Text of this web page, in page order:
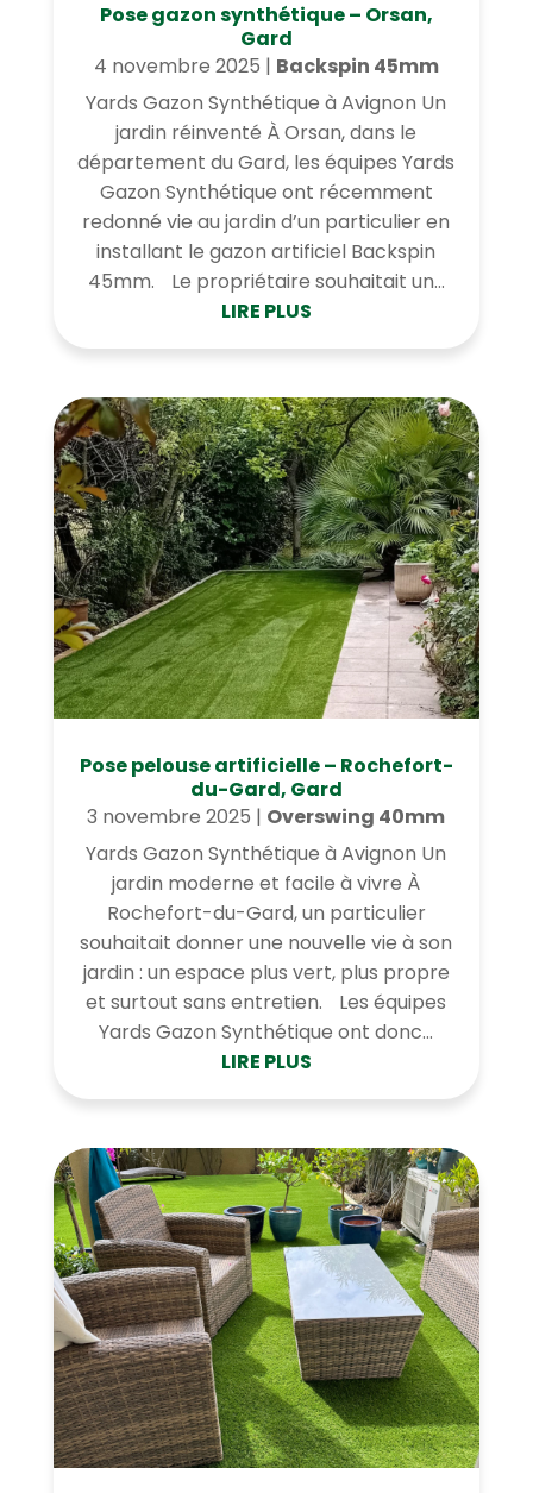
Pose gazon synthétique – Orsan,
Gard
4 novembre 2025 | Backspin 45mm
Yards Gazon Synthétique à Avignon Un
jardin réinventé À Orsan, dans le
département du Gard, les équipes Yards
Gazon Synthétique ont récemment
redonné vie au jardin d’un particulier en
installant le gazon artificiel Backspin
45mm. Le propriétaire souhaitait un...
LIRE PLUS
Pose pelouse artificielle – Rochefort-
du-Gard, Gard
3 novembre 2025 | Overswing 40mm
Yards Gazon Synthétique à Avignon Un
jardin moderne et facile à vivre À
Rochefort-du-Gard, un particulier
souhaitait donner une nouvelle vie à son
jardin : un espace plus vert, plus propre
et surtout sans entretien. Les équipes
Yards Gazon Synthétique ont donc...
LIRE PLUS